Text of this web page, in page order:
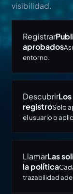
visibilidad.
Registrar
aprobados
entorno.
Descubrir
registroSolo
el usuario o
LlamarLas
la política
trazabilidad